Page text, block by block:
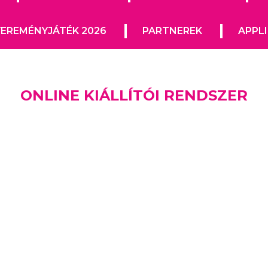
2026 PARTNEREK
ONLINE KIÁLLÍTÓI RENDSZER